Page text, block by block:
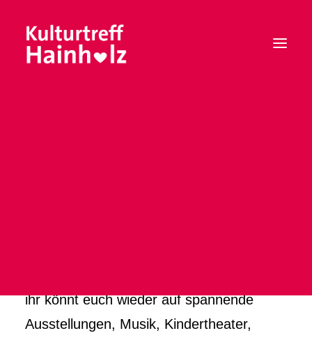
ihr könnt euch wieder auf spannende
Ausstellungen, Musik, Kindertheater,